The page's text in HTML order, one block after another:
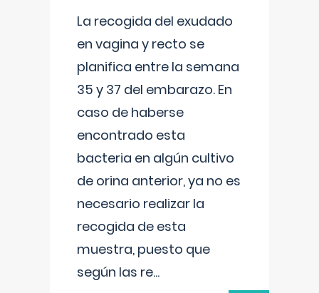
La recogida del exudado
en vagina y recto se
planifica entre la semana
35 y 37 del embarazo. En
caso de haberse
encontrado esta
bacteria en algún cultivo
de orina anterior, ya no es
necesario realizar la
recogida de esta
muestra, puesto que
según las re...